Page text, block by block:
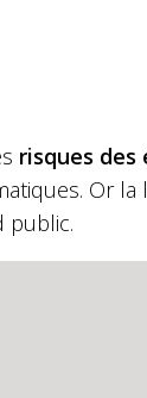
risques des
Or la
public.